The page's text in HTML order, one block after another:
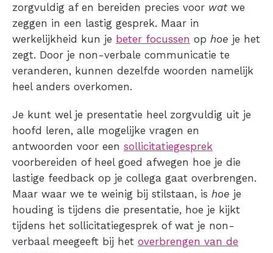
zorgvuldig af en bereiden precies voor wat we
zeggen in een lastig gesprek. Maar in
werkelijkheid kun je beter focussen op hoe je het
zegt. Door je non-verbale communicatie te
veranderen, kunnen dezelfde woorden namelijk
heel anders overkomen.
Je kunt wel je presentatie heel zorgvuldig uit je
hoofd leren, alle mogelijke vragen en
antwoorden voor een sollicitatiegesprek
voorbereiden of heel goed afwegen hoe je die
lastige feedback op je collega gaat overbrengen.
Maar waar we te weinig bij stilstaan, is hoe je
houding is tijdens die presentatie, hoe je kijkt
tijdens het sollicitatiegesprek of wat je non-
verbaal meegeeft bij het overbrengen van de